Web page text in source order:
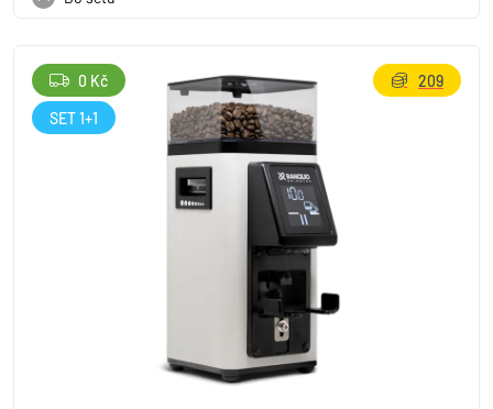
0 Kč
SET 1+1
209